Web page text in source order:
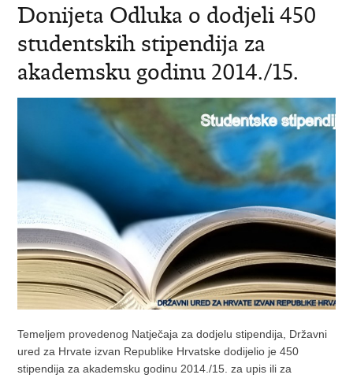
Donijeta Odluka o dodjeli 450
studentskih stipendija za
akademsku godinu 2014./15.
Temeljem provedenog Natječaja za dodjelu stipendija, Državni
ured za Hrvate izvan Republike Hrvatske dodijelio je 450
stipendija za akademsku godinu 2014./15. za upis ili za